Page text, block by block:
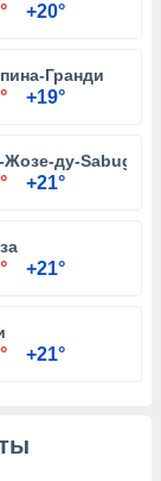
+20°
Гранди
+19°
ду-Sabugi
+21°
+21°
+21°